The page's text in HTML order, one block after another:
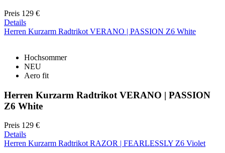
Preis 129 €
Details
Herren Kurzarm Radtrikot VERANO | PASSION Z6 White
Hochsommer
NEU
Aero fit
Herren Kurzarm Radtrikot VERANO | PASSION
Z6 White
Preis 129 €
Details
Herren Kurzarm Radtrikot RAZOR | FEARLESSLY Z6 Violet